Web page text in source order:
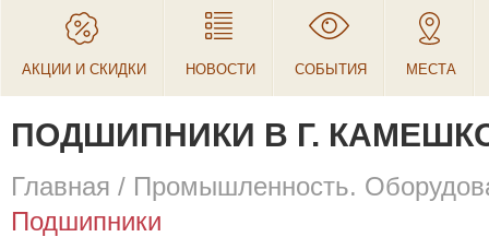
АКЦИИ И СКИДКИ НОВОСТИ СОБЫТИЯ МЕСТА
ПОДШИПНИКИ В Г.
Главная / Промышленность.
Подшипники